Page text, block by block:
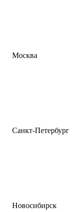
Москва
Санкт-Петербург
Новосибирск